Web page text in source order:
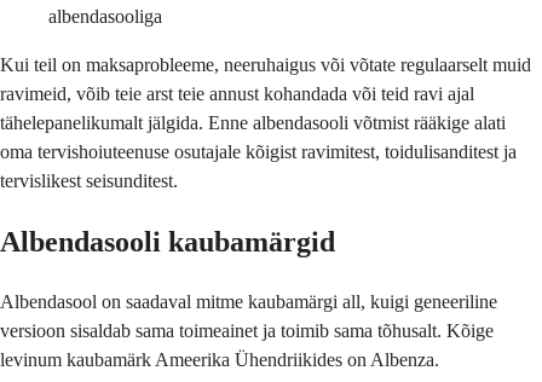
albendasooliga
Kui teil on maksaprobleeme, neeruhaigus või võtate regulaarselt muid
ravimeid, võib teie arst teie annust kohandada või teid ravi ajal
tähelepanelikumalt jälgida. Enne albendasooli võtmist rääkige alati
oma tervishoiuteenuse osutajale kõigist ravimitest, toidulisanditest ja
tervislikest seisunditest.
Albendasooli kaubamärgid
Albendasool on saadaval mitme kaubamärgi all, kuigi geneeriline
versioon sisaldab sama toimeainet ja toimib sama tõhusalt. Kõige
levinum kaubamärk Ameerika Ühendriikides on Albenza.